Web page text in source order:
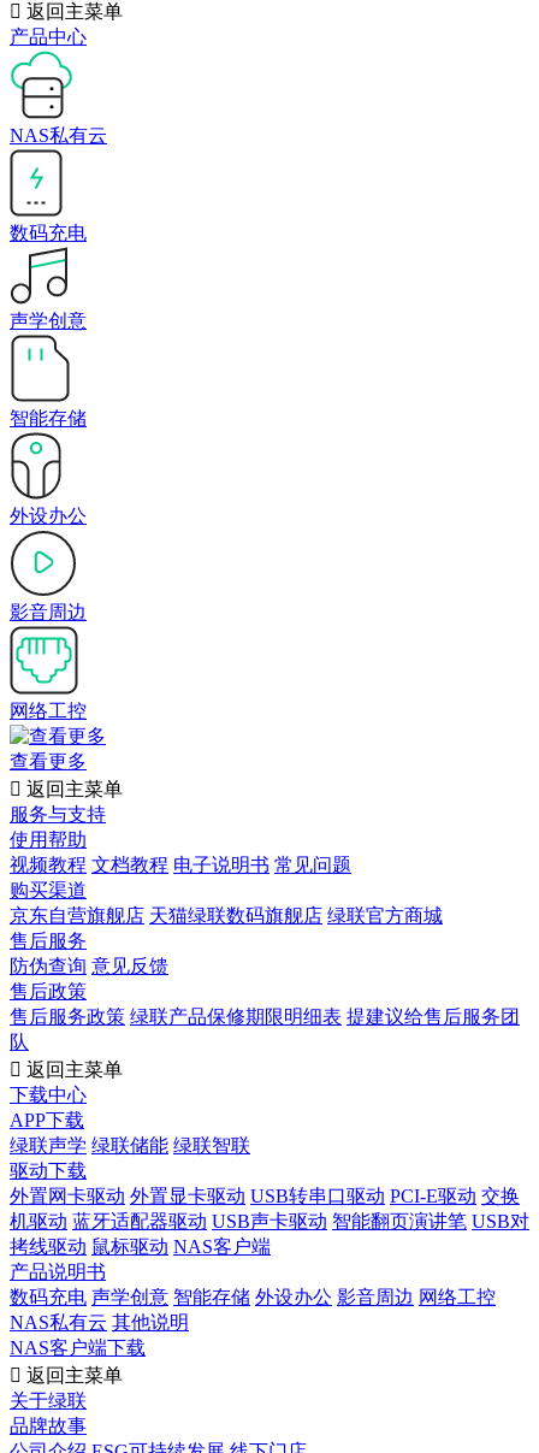
 返回主菜单
产品中心
NAS私有云
数码充电
声学创意
智能存储
外设办公
影音周边
网络工控
查看更多
 返回主菜单
服务与支持
使用帮助
视频教程 文档教程 电子说明书 常见问题
购买渠道
京东自营旗舰店 天猫绿联数码旗舰店 绿联官方商城
售后服务
防伪查询 意见反馈
售后政策
售后服务政策 绿联产品保修期限明细表 提建议给售后服务团
队
 返回主菜单
下载中心
APP下载
绿联声学 绿联储能 绿联智联
驱动下载
外置网卡驱动 外置显卡驱动 USB转串口驱动 PCI-E驱动 交换
机驱动 蓝牙适配器驱动 USB声卡驱动 智能翻页演讲笔 USB对
拷线驱动 鼠标驱动 NAS客户端
产品说明书
数码充电 声学创意 智能存储 外设办公 影音周边 网络工控
NAS私有云 其他说明
NAS客户端下载
 返回主菜单
关于绿联
品牌故事